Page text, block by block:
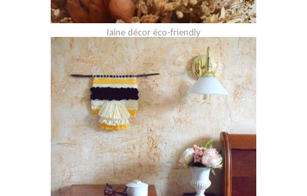
laine décor éco-friendly